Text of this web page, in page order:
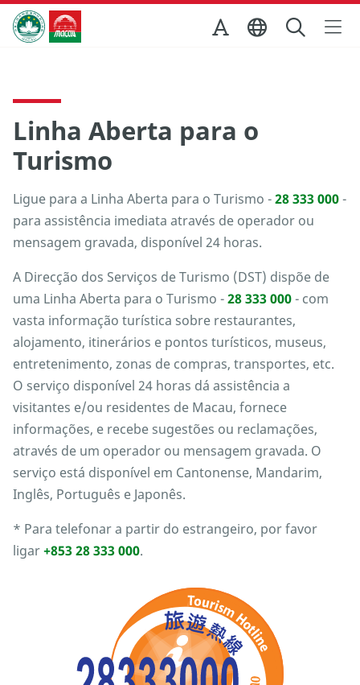
Ir para o conteúdo principal
Direcção dos Serviços de Turismo
Linha Aberta para o
Turismo
Ligue para a Linha Aberta para o Turismo -28 333 000-
para assistência imediata através de operador ou
mensagem gravada, disponível 24 horas.
A Direcção dos Serviços de Turismo (DST) dispõe de
uma Linha Aberta para o Turismo -28 333 000- com
vasta informação turística sobre restaurantes,
alojamento, itinerários e pontos turísticos, museus,
entretenimento, zonas de compras, transportes, etc.
O serviço disponível 24 horas dá assistência a
visitantes e/ou residentes de Macau, fornece
informações, e recebe sugestões ou reclamações,
através de um operador ou mensagem gravada. O
serviço está disponível em Cantonense, Mandarim,
Inglês, Português e Japonês.
* Para telefonar a partir do estrangeiro, por favor
ligar+853 28 333 000.